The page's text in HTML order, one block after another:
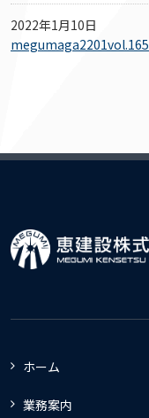
2022年1月10日
megumaga2201vol.165
ホーム
業務案内